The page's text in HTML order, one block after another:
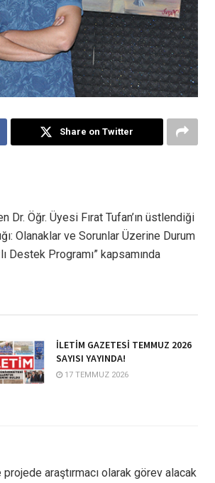
Share on Twitter
Öğr. Üyesi Fırat Tufan’ın üstlendiği
Olanaklar ve Sorunlar Üzerine Durum
Destek Programı” kapsamında
İLETİM GAZETESİ TEMMUZ 2026
SAYISI YAYINDA!
17 TEMMUZ 2026
araştırmacı olarak görev alacak